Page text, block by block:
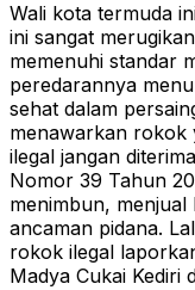
Wali kota termuda
ini sangat
memenuhi standar
peredarannya
sehat dalam
menawarkan rokok
ilegal jangan
Nomor 39 Tahun
menimbun,
ancaman pidana.
rokok ilegal
Madya Cukai Kediri